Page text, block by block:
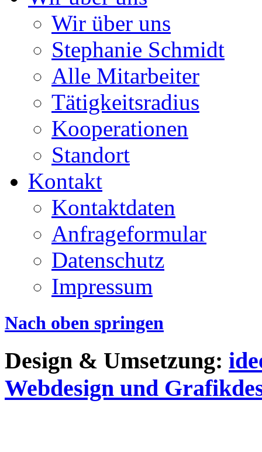
Wir über uns
Stephanie Schmidt
Alle Mitarbeiter
Tätigkeitsradius
Kooperationen
Standort
Kontakt
Kontaktdaten
Anfrageformular
Datenschutz
Impressum
Nach oben springen
Design & Umsetzung:
Webdesign und